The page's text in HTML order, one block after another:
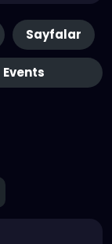
Sayfalar
Events